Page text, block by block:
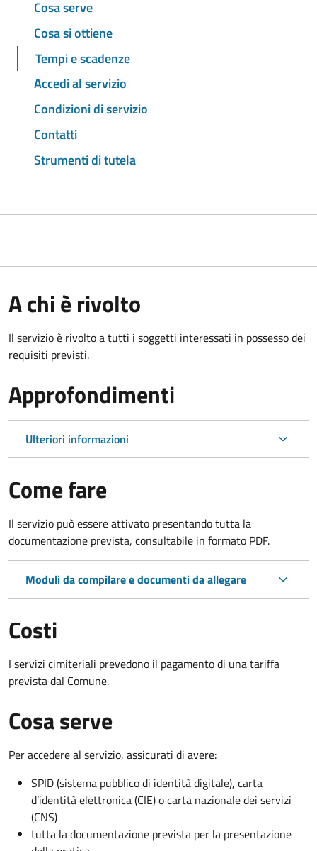
Cosa serve
Cosa si ottiene
Tempi e scadenze
Accedi al servizio
Condizioni di servizio
Contatti
Strumenti di tutela
A chi è rivolto
Il servizio è rivolto a tutti i soggetti interessati in possesso dei
requisiti previsti.
Approfondimenti
Ulteriori informazioni
Come fare
Il servizio può essere attivato presentando tutta la
documentazione prevista, consultabile in formato PDF.
Moduli da compilare e documenti da allegare
Costi
I servizi cimiteriali prevedono il pagamento di una tariffa
prevista dal Comune.
Cosa serve
Per accedere al servizio, assicurati di avere:
SPID (sistema pubblico di identità digitale), carta
d’identità elettronica (CIE) o carta nazionale dei servizi
(CNS)
tutta la documentazione prevista per la presentazione